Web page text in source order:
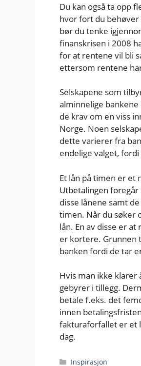
Du kan også ta opp
hvor fort du
bør du tenke
finanskrisen i 2008
for at rentene vil bli
ettersom rentene
Selskapene som
alminnelige
de krav om en viss
Norge. Noen
dette varierer fra
endelige valget,
Et lån på timen er et
Utbetalingen
disse lånene samt
timen. Når du søker
lån. En av disse er
er kortere. Grunnen
banken fordi de tar
Hvis man ikke
gebyrer i tillegg.
betale f.eks. det
innen
fakturaforfallet er et
dag.
Kategorier
Inspirasjon